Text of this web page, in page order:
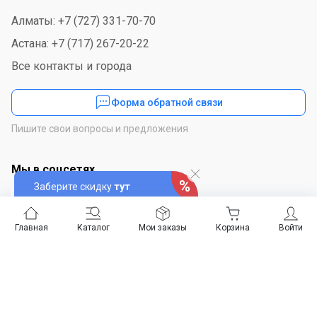
Главная Каталог Войти
Мои заказы Корзина
Заберите скидкутут
Алматы: +7 (727) 331-70-70
Астана: +7 (717) 267-20-22
Все контакты и города
Форма обратной связи
Пишите свои вопросы и предложения
Мы в соцсетях